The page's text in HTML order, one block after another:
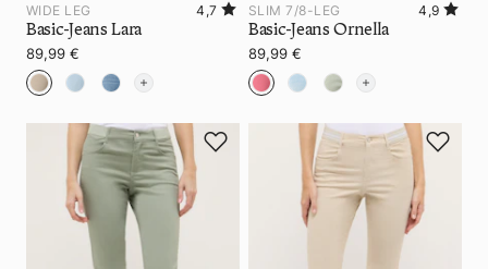
WIDE LEG 4,7
Basic-Jeans Lara
89,99 €
SLIM 7/8-LEG 4,9
Basic-Jeans Ornella
89,99 €